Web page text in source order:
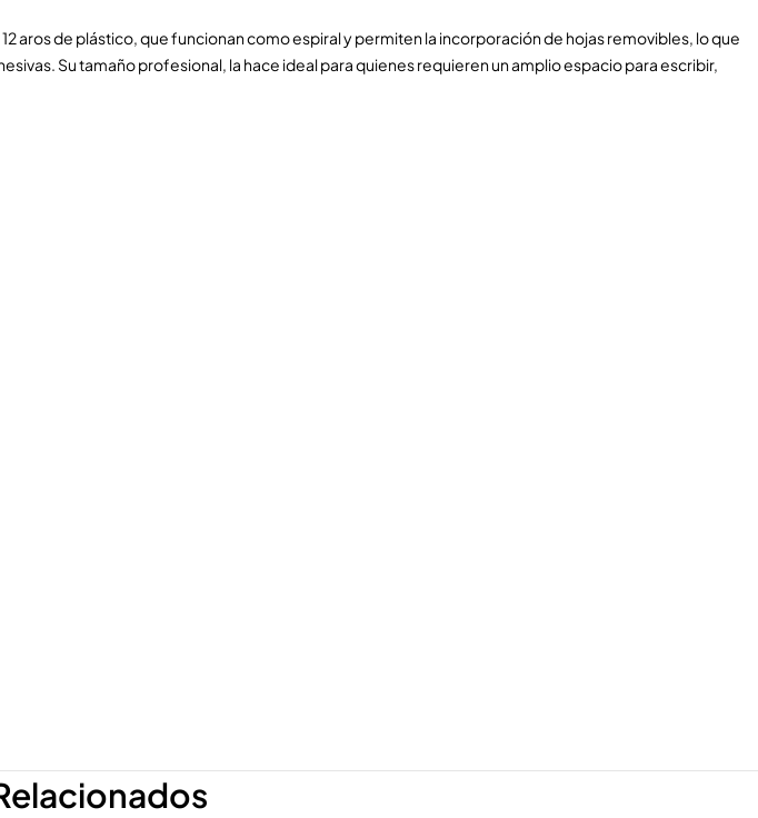
aros de plástico, que funcionan como espiral y permiten la incorporación de hojas removibles, lo que
Su tamaño profesional, la hace ideal para quienes requieren un amplio espacio para escribir,